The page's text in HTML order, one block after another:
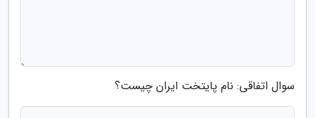
سوال اتفاقی: نام پایتخت ایران چیست؟